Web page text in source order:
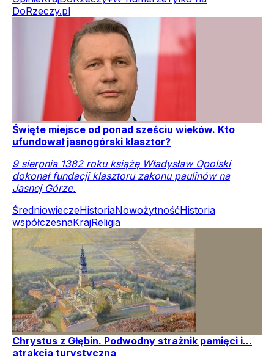
DoRzeczy.pl
Święte miejsce od ponad sześciu wieków. Kto
ufundował jasnogórski klasztor?
9 sierpnia 1382 roku książę Władysław Opolski
dokonał fundacji klasztoru zakonu paulinów na
Jasnej Górze.
ŚredniowieczeHistoriaNowożytnośćHistoria
współczesnaKrajReligia
Chrystus z Głębin. Podwodny strażnik pamięci i...
atrakcja turystyczna